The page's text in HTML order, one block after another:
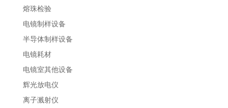
熔珠检验
电镜制样设备
半导体制样设备
电镜耗材
电镜室其他设备
辉光放电仪
离子溅射仪